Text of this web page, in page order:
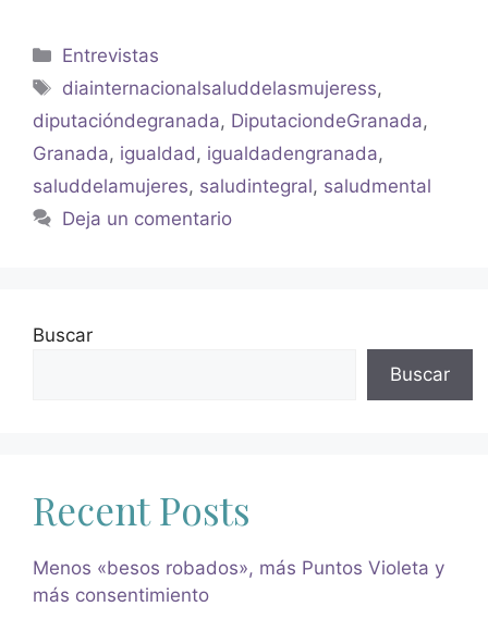
Entrevistas
diainternacionalsaluddelasmujeress,
diputacióndegranada, DiputaciondeGranada,
Granada, igualdad , igualdadengranada,
saluddelamujeres, saludintegral, saludmental
Deja un comentario
Buscar
Buscar
Recent Posts
Menos «besos robados», más Puntos Violeta y
más consentimiento